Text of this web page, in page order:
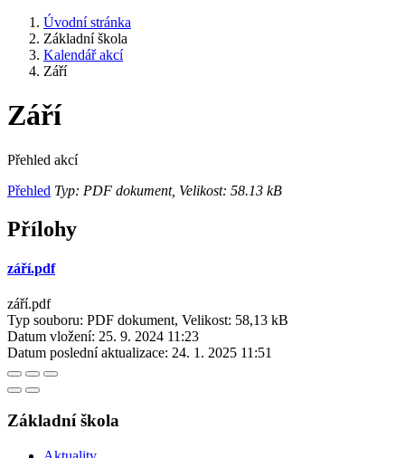
Úvodní stránka
Základní škola
Kalendář akcí
Září
Září
Přehled akcí
Přehled Typ: PDF dokument, Velikost: 58.13 kB
Přílohy
září.pdf
září.pdf
Typ souboru: PDF dokument, Velikost: 58,13 kB
Datum vložení: 25. 9. 2024 11:23
Datum poslední aktualizace: 24. 1. 2025 11:51
Základní škola